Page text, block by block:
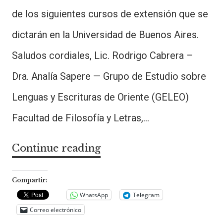
de los siguientes cursos de extensión que se
dictarán en la Universidad de Buenos Aires.
Saludos cordiales, Lic. Rodrigo Cabrera –
Dra. Analía Sapere — Grupo de Estudio sobre
Lenguas y Escrituras de Oriente (GELEO)
Facultad de Filosofía y Letras,…
Continue readingCursos
orientales
Compartir:
WhatsApp
Telegram
Correo electrónico